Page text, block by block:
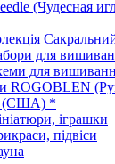
(Чудесная
для
для
ROGOBLEN
(США) *
іграшки
підвіси